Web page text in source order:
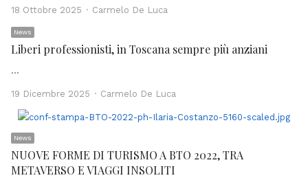
18 Ottobre 2025 Author
Carmelo De Luca
News
Liberi professionisti, in Toscana sempre più anziani
…
19 Dicembre 2025 Author
Carmelo De Luca
News
NUOVE FORME DI TURISMO A BTO 2022, TRA
METAVERSO E VIAGGI INSOLITI